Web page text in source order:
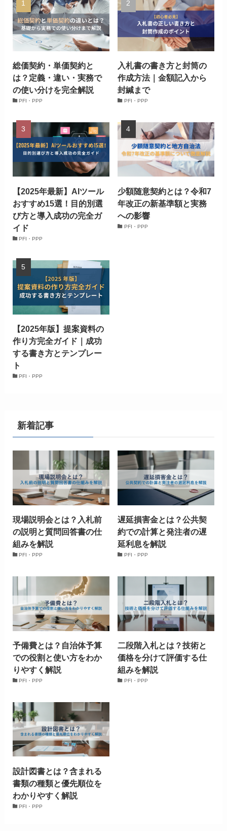
総価契約・単価契約と
は？定義・違い・実務で
の使い分けを完全解説
PFI・PPP
入札書の書き方と封筒の
作成方法｜金額記入から
封緘まで
PFI・PPP
【2025年最新】AIツール
おすすめ15選！目的別選
び方と導入成功の完全ガ
イド
PFI・PPP
少額随意契約とは？令和7
年改正の新基準額と実務
への影響
PFI・PPP
【2025年版】提案資料の
作り方完全ガイド｜成功
する書き方とテンプレー
ト
PFI・PPP
新着記事
現場説明会とは？入札前
の説明と質問回答書の仕
組みを解説
PFI・PPP
遅延損害金とは？公共契
約での計算と発注者の遅
延利息を解説
PFI・PPP
予備費とは？自治体予算
での役割と使い方をわか
りやすく解説
PFI・PPP
二段階入札とは？技術と
価格を分けて評価する仕
組みを解説
PFI・PPP
設計図書とは？含まれる
書類の種類と優先順位を
わかりやすく解説
PFI・PPP